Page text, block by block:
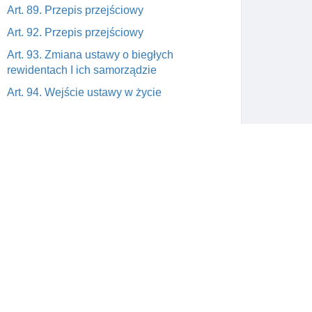
Art. 89. Przepis przejściowy
Art. 92. Przepis przejściowy
Art. 93. Zmiana ustawy o biegłych
rewidentach I ich samorządzie
Art. 94. Wejście ustawy w życie